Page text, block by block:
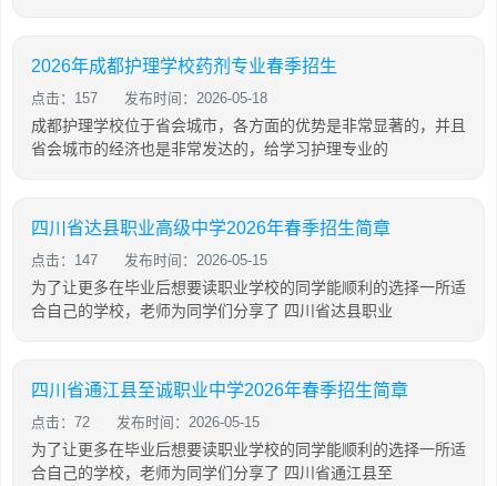
2026年成都护理学校药剂专业春季招生
点击：157 发布时间：2026-05-18
成都护理学校位于省会城市，各方面的优势是非常显著的，并且
省会城市的经济也是非常发达的，给学习护理专业的
四川省达县职业高级中学2026年春季招生简章
点击：147 发布时间：2026-05-15
为了让更多在毕业后想要读职业学校的同学能顺利的选择一所适
合自己的学校，老师为同学们分享了 四川省达县职业
四川省通江县至诚职业中学2026年春季招生简章
点击：72 发布时间：2026-05-15
为了让更多在毕业后想要读职业学校的同学能顺利的选择一所适
合自己的学校，老师为同学们分享了 四川省通江县至